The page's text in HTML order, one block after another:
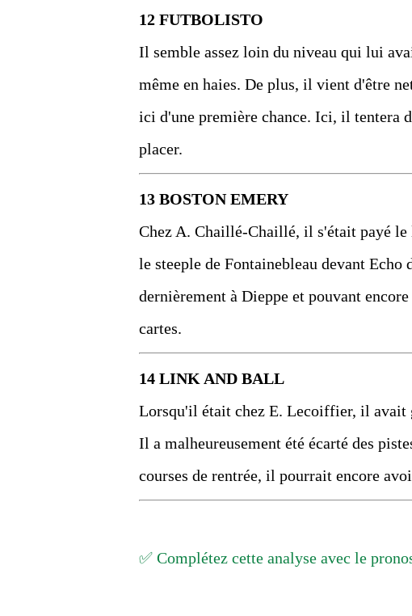
12 FUTBOLISTO
Il semble assez loin du niveau qui lui
même en haies. De plus, il vient d'être
ici d'une première chance. Ici, il tentera
placer.
13 BOSTON EMERY
Chez A. Chaillé-Chaillé, il s'était payé
le steeple de Fontainebleau devant
dernièrement à Dieppe et pouvant
cartes.
14 LINK AND BALL
Lorsqu'il était chez E. Lecoiffier, il avait
Il a malheureusement été écarté des
courses de rentrée, il pourrait encore
✅ Complétez cette analyse avec le